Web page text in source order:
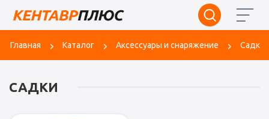
Главная Каталог Аксессуары и снаряжение Садки
САДКИ